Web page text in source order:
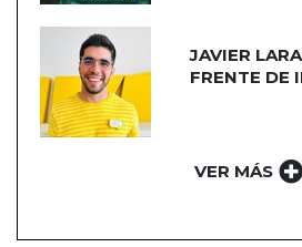
JAVIER
FRENTE DE
VER MÁS